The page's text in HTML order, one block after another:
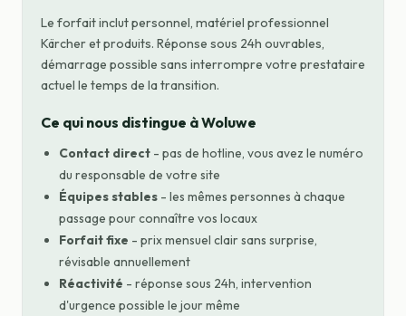
Le forfait inclut personnel, matériel professionnel
Kärcher et produits. Réponse sous 24h ouvrables,
démarrage possible sans interrompre votre prestataire
actuel le temps de la transition.
Ce qui nous distingue à Woluwe
Contact direct - pas de hotline, vous avez le numéro
du responsable de votre site
Équipes stables - les mêmes personnes à chaque
passage pour connaître vos locaux
Forfait fixe - prix mensuel clair sans surprise,
révisable annuellement
Réactivité - réponse sous 24h, intervention
d'urgence possible le jour même